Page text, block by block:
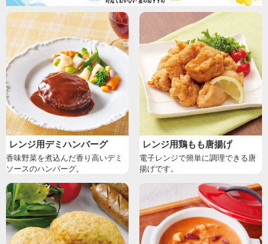
レンジ用デミハンバーグ
香味野菜を煮込んだ香り高いデミ
ソースのハンバーグ。
レンジ用鶏もも唐揚げ
電子レンジで簡単に調理できる唐
揚げです。